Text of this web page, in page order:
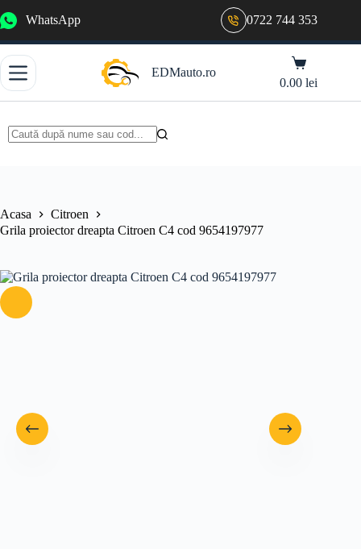
la
WhatsApp 0722 744 353
EDMauto.ro
Coș
de
cumpărături
0.00lei
Acasa
Citroen
Grila proiector dreapta Citroen C4 cod 9654197977